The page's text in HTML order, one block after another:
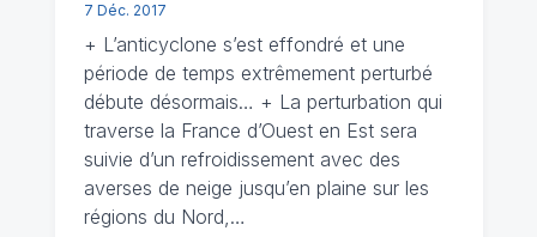
7 Déc. 2017
+ L’anticyclone s’est effondré et une
période de temps extrêmement perturbé
débute désormais… + La perturbation qui
traverse la France d’Ouest en Est sera
suivie d’un refroidissement avec des
averses de neige jusqu’en plaine sur les
régions du Nord,…